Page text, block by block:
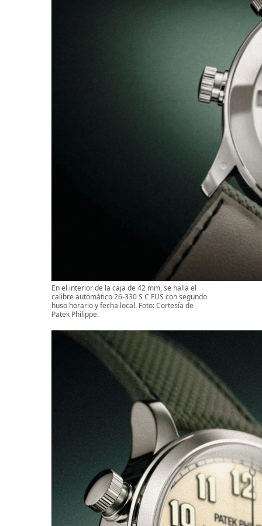
En el interior de la caja de 42 mm, se halla el
calibre automático 26-330 S C FUS con segundo
huso horario y fecha local. Foto: Cortesía de
Patek Philippe.